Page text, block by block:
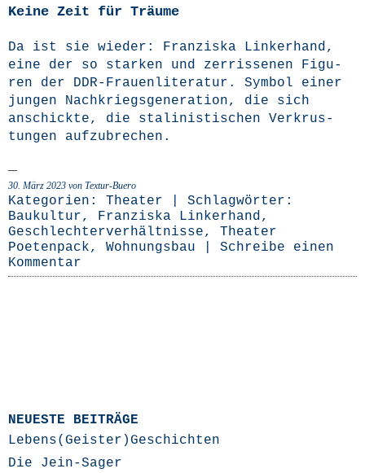
Keine Zeit für Träume
Da ist sie wie­der: Fran­zis­ka Lin­ker­hand,
eine der so star­ken und zer­ris­se­nen Figu­
ren der DDR-Frau­en­­li­­te­ra­­tur. Sym­bol einer
jun­gen Nach­kriegs­ge­nera­ti­on, die sich
anschick­te, die sta­li­nis­ti­schen Ver­krus­
tun­gen aufzubrechen.
30. März 2023 von Textur-Buero
Kategorien: Theater | Schlagwörter:
Baukultur, Franziska Linkerhand,
Geschlechterverhältnisse, Theater
Poetenpack, Wohnungsbau
Schreibe einen
Kommentar
NEUESTE BEITRÄGE
Lebens(Geister)Geschichten
Die Jein-Sager